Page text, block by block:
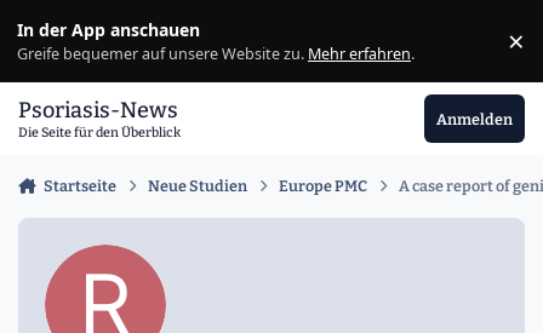
In der App anschauen
Greife bequemer auf unsere Website zu. Mehr erfahren. ×
Psoriasis-News
Die Seite für den Überblick
Anmelden
Startseite Neue Studien Europe PMC A case report of